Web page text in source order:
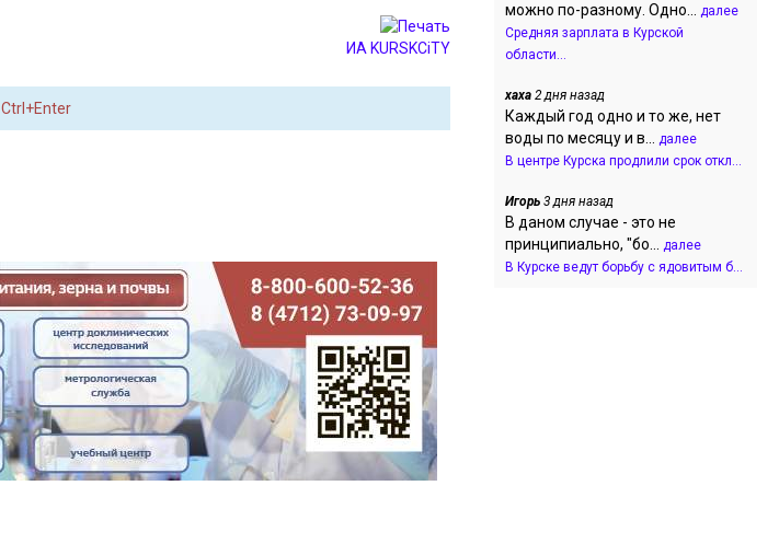
ИА KURSKCiTY
Ctrl+Enter
можно по-разному. Одно... далее
Средняя зарплата в Курской
области...
хаха 2 дня назад
Каждый год одно и то же, нет
воды по месяцу и в... далее
В центре Курска продлили срок откл...
Игорь 3 дня назад
В даном случае - это не
принципиально, "бо... далее
В Курске ведут борьбу с ядовитым б...